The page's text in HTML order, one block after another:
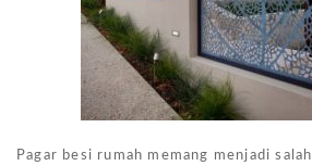
Pagar besi rumah memang menjadi